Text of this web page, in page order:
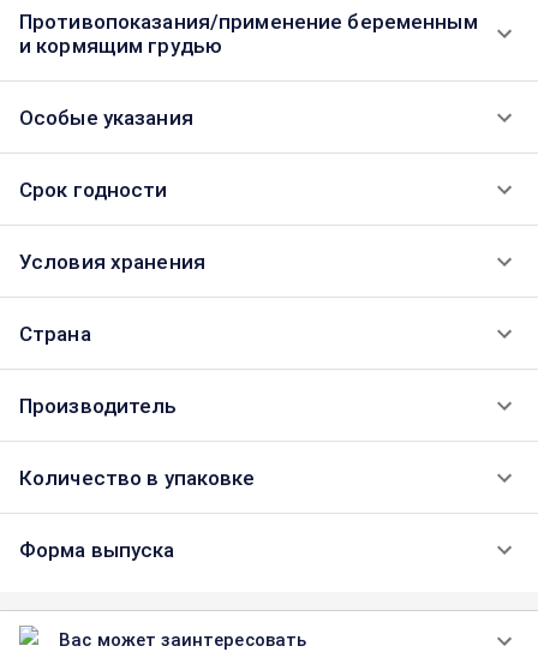
Противопоказания/применение беременным
и кормящим грудью
Особые указания
Срок годности
Условия хранения
Страна
Производитель
Количество в упаковке
Форма выпуска
Вас может заинтересовать